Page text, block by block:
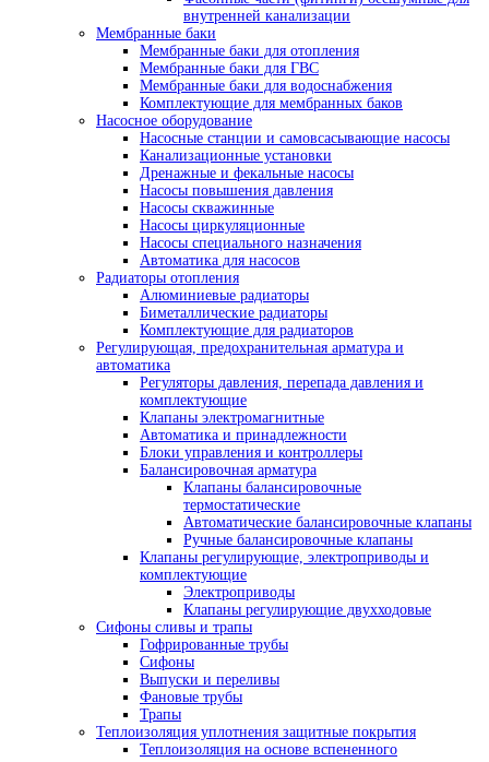
внутренней канализации
Мембранные баки
Мембранные баки для отопления
Мембранные баки для ГВС
Мембранные баки для водоснабжения
Комплектующие для мембранных баков
Насосное оборудование
Насосные станции и самовсасывающие насосы
Канализационные установки
Дренажные и фекальные насосы
Насосы повышения давления
Насосы скважинные
Насосы циркуляционные
Насосы специального назначения
Автоматика для насосов
Радиаторы отопления
Алюминиевые радиаторы
Биметаллические радиаторы
Комплектующие для радиаторов
Регулирующая, предохранительная арматура и
автоматика
Регуляторы давления, перепада давления и
комплектующие
Клапаны электромагнитные
Автоматика и принадлежности
Блоки управления и контроллеры
Балансировочная арматура
Клапаны балансировочные
термостатические
Автоматические балансировочные клапаны
Ручные балансировочные клапаны
Клапаны регулирующие, электроприводы и
комплектующие
Электроприводы
Клапаны регулирующие двухходовые
Сифоны сливы и трапы
Гофрированные трубы
Сифоны
Выпуски и переливы
Фановые трубы
Трапы
Теплоизоляция уплотнения защитные покрытия
Теплоизоляция на основе вспененного